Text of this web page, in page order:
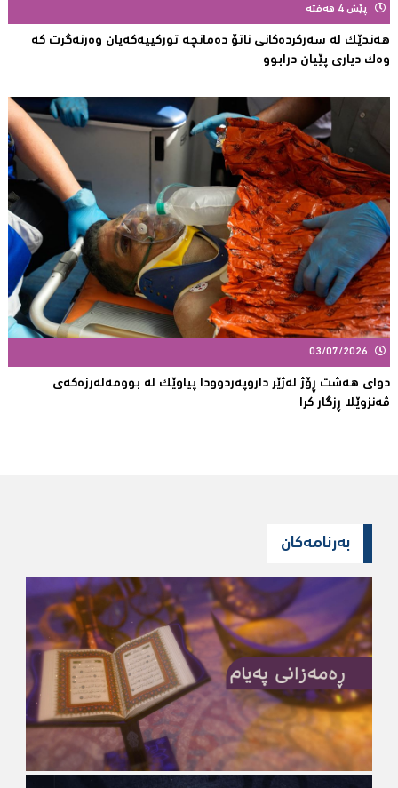
پێش 4 هەفتە
هەندێک لە سەركردەكانی ناتۆ دەمانچە تورکییەکەیان وەرنەگرت کە
وەک دیارى پێیان درابوو
03/07/2026
دوای هەشت ڕۆژ لەژێر داروپەردوودا پیاوێك لە بوومەلەرزەكەی
ڤەنزوێلا ڕزگار كرا
بەرنامەکان